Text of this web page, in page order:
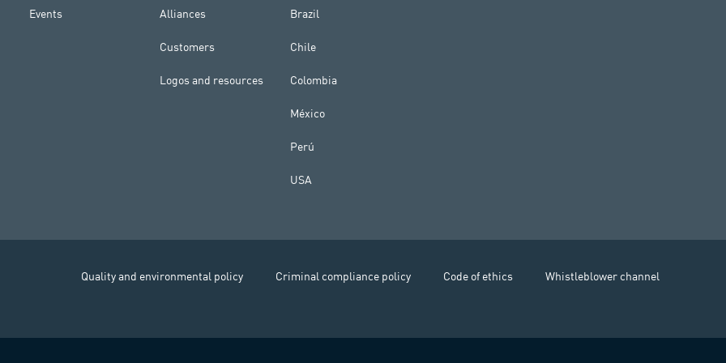
Events Alliances
Customers
Logos and resources
Brazil
Chile
Colombia
México
Perú
USA
Quality and environmental policy Criminal compliance policy Code of ethics Whistleblower channel